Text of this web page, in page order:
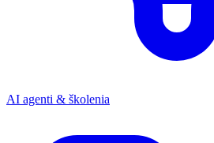
AI agenti & školenia